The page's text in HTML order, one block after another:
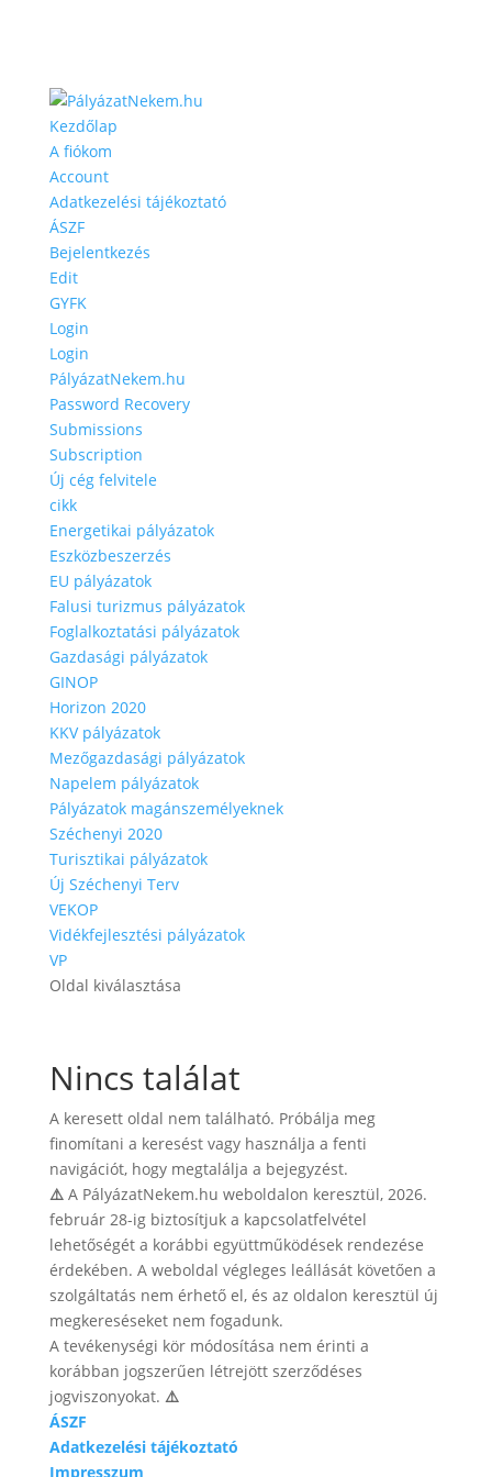
Kezdőlap
A fiókom
Account
Adatkezelési tájékoztató
ÁSZF
Bejelentkezés
Edit
GYFK
Login
Login
PályázatNekem.hu
Password Recovery
Submissions
Subscription
Új cég felvitele
cikk
Energetikai pályázatok
Eszközbeszerzés
EU pályázatok
Falusi turizmus pályázatok
Foglalkoztatási pályázatok
Gazdasági pályázatok
GINOP
Horizon 2020
KKV pályázatok
Mezőgazdasági pályázatok
Napelem pályázatok
Pályázatok magánszemélyeknek
Széchenyi 2020
Turisztikai pályázatok
Új Széchenyi Terv
VEKOP
Vidékfejlesztési pályázatok
VP
Oldal kiválasztása
Nincs találat
A keresett oldal nem található. Próbálja meg
finomítani a keresést vagy használja a fenti
navigációt, hogy megtalálja a bejegyzést.
⚠️A PályázatNekem.hu weboldalon keresztül, 2026.
február 28-ig biztosítjuk a kapcsolatfelvétel
lehetőségét a korábbi együttműködések rendezése
érdekében. A weboldal végleges leállását követően a
szolgáltatás nem érhető el, és az oldalon keresztül új
megkereséseket nem fogadunk.
A tevékenységi kör módosítása nem érinti a
korábban jogszerűen létrejött szerződéses
jogviszonyokat. ⚠️
ÁSZF
Adatkezelési tájékoztató
Impresszum